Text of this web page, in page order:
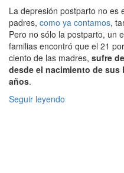
La depresión postparto no es
padres, como ya contamos,
Pero no sólo la postparto, un
familias encontró que el 21
ciento de las madres, sufre
desde el nacimiento de
años.
Seguir leyendo